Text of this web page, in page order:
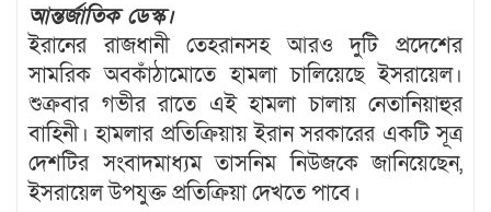
আন্তর্জাতিক ডেস্ক।
ইরানের রাজধানী তেহরানসহ আরও দুটি প্রদেশের
সামরিক অবকাঁঠামোতে হামলা চালিয়েছে ইসরায়েল।
শুক্রবার গভীর রাতে এই হামলা চালায় নেতানিয়াহুর
বাহিনী। হামলার প্রতিক্রিয়ায় ইরান সরকারের একটি সূত্র
দেশটির সংবাদমাধ্যম তাসনিম নিউজকে জানিয়েছেন,
ইসরায়েল উপযুক্ত প্রতিক্রিয়া দেখতে পাবে।